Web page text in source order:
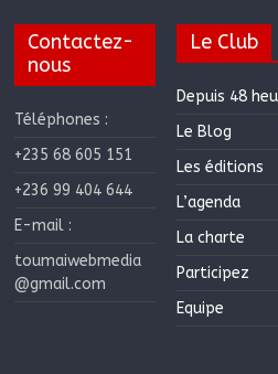
Contactez-
nous
Téléphones :
+235 68 605 151
+236 99 404 644
E-mail :
toumaiwebmedia
@gmail.com
Le Club
Depuis 48
Le Blog
Les éditions
L’agenda
La charte
Participez
Equipe